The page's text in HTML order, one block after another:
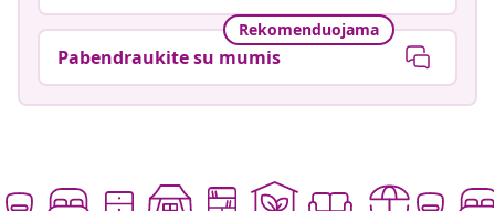
Rekomenduojama
Pabendraukite su mumis